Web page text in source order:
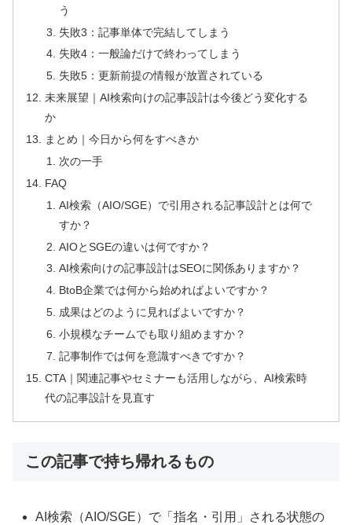
う
失敗3：記事単体で完結してしまう
失敗4：一般論だけで終わってしまう
失敗5：更新前提の情報が放置されている
未来展望｜AI検索向けの記事設計は今後どう変化する
か
まとめ｜今日から何をすべきか
次の一手
FAQ
AI検索（AIO/SGE）で引用される記事設計とは何で
すか？
AIOとSGEの違いは何ですか？
AI検索向けの記事設計はSEOに関係ありますか？
BtoB企業では何から始めればよいですか？
成果はどのように見ればよいですか？
小規模なチームでも取り組めますか？
記事制作では何を意識すべきですか？
CTA｜関連記事やセミナーも活用しながら、AI検索時
代の記事設計を見直す
この記事で持ち帰れるもの
AI検索（AIO/SGE）で「指名・引用」される状態の